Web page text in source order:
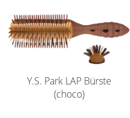
Equipment
Sale %
Schleifservice
Aktuelle Informationen
Y.S. Park LAP Bürste
(choco)